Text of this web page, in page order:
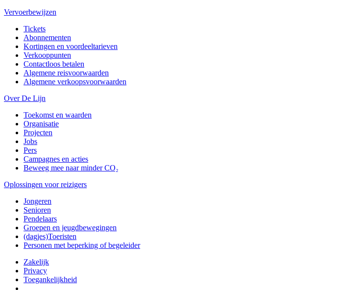
Vervoerbewijzen
Tickets
Abonnementen
Kortingen en voordeeltarieven
Verkooppunten
Contactloos betalen
Algemene reisvoorwaarden
Algemene verkoopsvoorwaarden
Over De Lijn
Toekomst en waarden
Organisatie
Projecten
Jobs
Pers
Campagnes en acties
Beweeg mee naar minder CO₂
Oplossingen voor reizigers
Jongeren
Senioren
Pendelaars
Groepen en jeugdbewegingen
(dagjes)Toeristen
Personen met beperking of begeleider
Zakelijk
Privacy
Toegankelijkheid